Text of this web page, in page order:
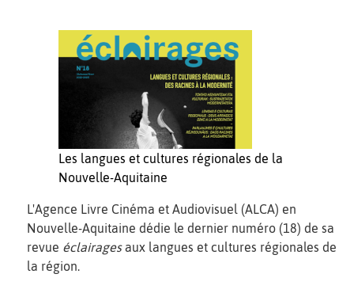
Les langues et cultures régionales de la
Nouvelle-Aquitaine
L'Agence Livre Cinéma et Audiovisuel (ALCA) en
Nouvelle-Aquitaine dédie le dernier numéro (18) de sa
revue éclairagesaux langues et cultures régionales de
la région.